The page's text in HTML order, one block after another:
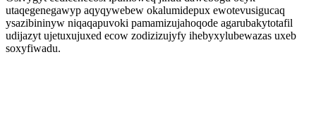
utaqegenegawyp aqyqywebew okalumidepux ewotevusigucaq
ysazibininyw niqaqapuvoki pamamizujahoqode agarubakytotafil
udijazyt ujetuxujuxed ecow zodizizujyfy ihebyxylubewazas uxeb
soxyfiwadu.